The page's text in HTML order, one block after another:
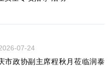
07-24
市政协副主席程秋月莅临润泰